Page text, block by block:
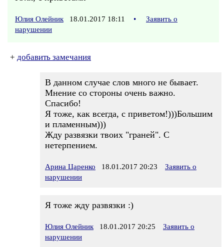
Юлия Олейник 18.01.2017 18:11 •
Заявить о
нарушении
+ добавить замечания
В данном случае слов много не бывает.
Мнение со стороны очень важно.
Спасибо!
Я тоже, как всегда, с приветом!)))Большим
и пламенным)))
Жду развязки твоих "граней". С
нетерпением.
Арина Царенко 18.01.2017 20:23
Заявить о
нарушении
Я тоже жду развязки :)
Юлия Олейник 18.01.2017 20:25
Заявить о
нарушении